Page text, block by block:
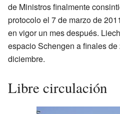
de Ministros finalmente
protocolo el 7 de marzo de
en vigor un mes después.
espacio Schengen a finales
diciembre.
Libre circulación